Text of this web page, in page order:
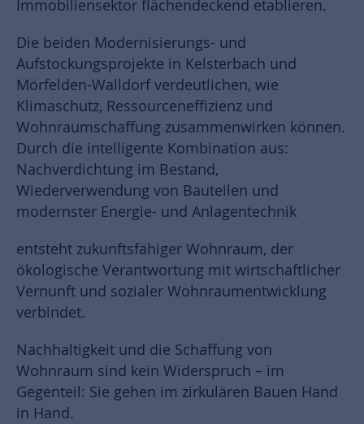
Immobiliensektor flächendeckend etablieren.
Die beiden Modernisierungs- und
Aufstockungsprojekte in Kelsterbach und
Mörfelden-Walldorf verdeutlichen, wie
Klimaschutz, Ressourceneffizienz und
Wohnraumschaffung zusammenwirken können.
Durch die intelligente Kombination aus:
Nachverdichtung im Bestand,
Wiederverwendung von Bauteilen und
modernster Energie- und Anlagentechnik
entsteht zukunftsfähiger Wohnraum, der
ökologische Verantwortung mit wirtschaftlicher
Vernunft und sozialer Wohnraumentwicklung
verbindet.
Nachhaltigkeit und die Schaffung von
Wohnraum sind kein Widerspruch – im
Gegenteil: Sie gehen im zirkulären Bauen Hand
in Hand.